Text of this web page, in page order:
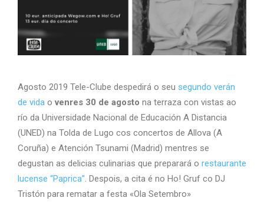
Agosto 2019 Tele-Clube despedirá o seu segundo verán
de vida ovenres 30 de agosto na terraza con vistas ao
río da Universidade Nacional de Educación A Distancia
(UNED) na Tolda de Lugo cos concertos de Allova (A
Coruña) e Atención Tsunami (Madrid) mentres se
degustan as delicias culinarias que preparará o restaurante
lucense “Paprica”. Despois, a cita é no Ho! Gruf co DJ
Tristón para rematar a festa «Ola Setembro»